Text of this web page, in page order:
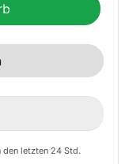
den letzten 24 Std.